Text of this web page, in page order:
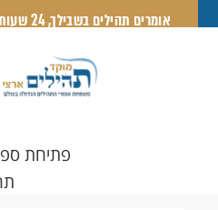
אומרים תהילים בשבילך, 24 שעות ביממה | 1-700-700-721
פתיחת